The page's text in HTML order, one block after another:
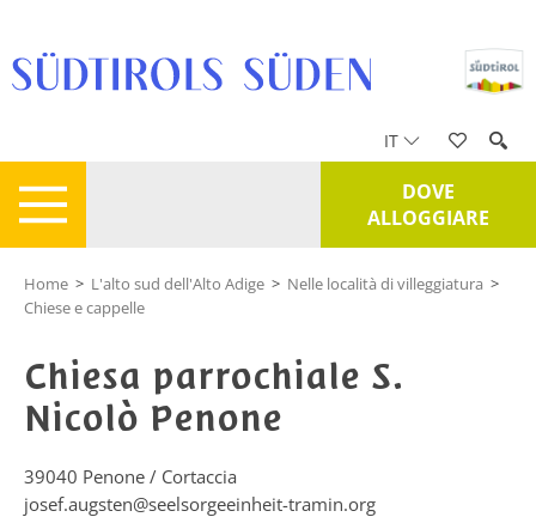
IT
DOVE
ALLOGGIARE
Home > L'alto sud dell'Alto Adige > Nelle località di villeggiatura >
Chiese e cappelle
Chiesa parrochiale S.
Nicolò Penone
39040 Penone / Cortaccia
josef.augsten@seelsorgeeinheit-tramin.org